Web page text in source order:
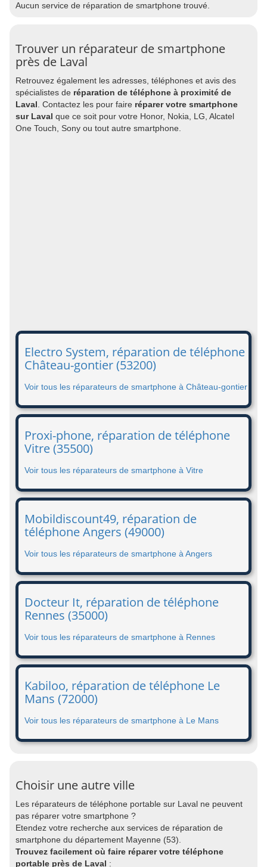
Aucun service de réparation de smartphone trouvé.
Trouver un réparateur de smartphone
près de Laval
Retrouvez également les adresses, téléphones et avis des
spécialistes de réparation de téléphone à proximité de
Laval . Contactez les pour faire réparer votre smartphone
sur Laval que ce soit pour votre Honor, Nokia, LG, Alcatel
One Touch, Sony ou tout autre smartphone.
Electro System, réparation de téléphone
Château-gontier (53200)
Voir tous les réparateurs de smartphone à Château-gontier
Proxi-phone, réparation de téléphone
Vitre (35500)
Voir tous les réparateurs de smartphone à Vitre
Mobildiscount49, réparation de
téléphone Angers (49000)
Voir tous les réparateurs de smartphone à Angers
Docteur It, réparation de téléphone
Rennes (35000)
Voir tous les réparateurs de smartphone à Rennes
Kabiloo, réparation de téléphone Le
Mans (72000)
Voir tous les réparateurs de smartphone à Le Mans
Choisir une autre ville
Les réparateurs de téléphone portable sur Laval ne peuvent
pas réparer votre smartphone ?
Etendez votre recherche aux services de réparation de
smartphone du département Mayenne (53).
Trouvez facilement où faire réparer votre téléphone
portable près de Laval :